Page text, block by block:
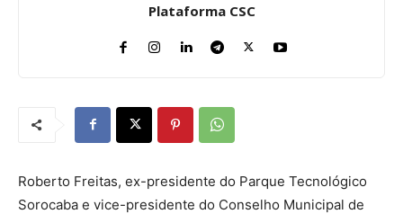
Plataforma CSC
Roberto Freitas, ex-presidente do Parque Tecnológico
Sorocaba e vice-presidente do Conselho Municipal de